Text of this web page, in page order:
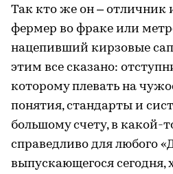
Так кто же он – отличник
фермер во фраке или
нацепивший кирзовые
этим все сказано:
которому плевать на
понятия, стандарты и
большому счету, в какой-
справедливо для любого
выпускающегося сегодня,